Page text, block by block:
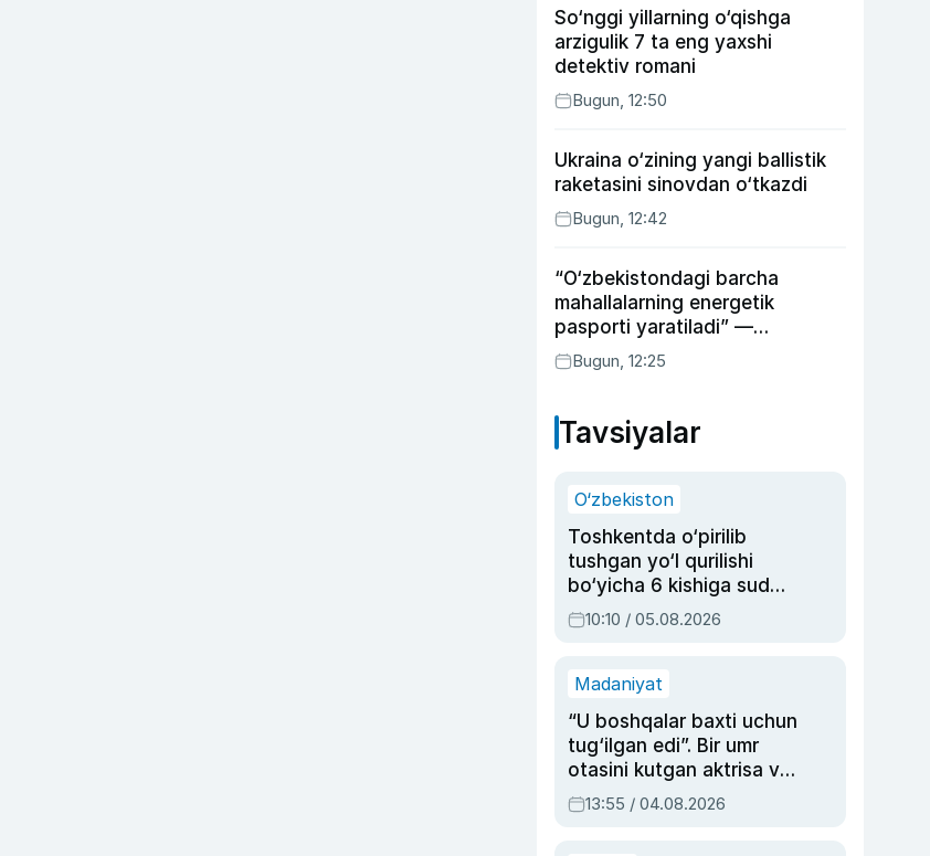
So‘nggi yillarning o‘qishga
arzigulik 7 ta eng yaxshi
detektiv romani
Bugun, 12:50
Ukraina o‘zining yangi ballistik
raketasini sinovdan o‘tkazdi
Bugun, 12:42
“O‘zbekistondagi barcha
mahallalarning energetik
pasporti yaratiladi” —
energetika vaziri
Bugun, 12:25
Tavsiyalar
O‘zbekiston
Toshkentda o‘pirilib
tushgan yo‘l qurilishi
bo‘yicha 6 kishiga sud
hukmi o‘qildi
10:10 / 05.08.2026
Madaniyat
“U boshqalar baxti uchun
tug‘ilgan edi”. Bir umr
otasini kutgan aktrisa va
dublyaj ustasi Rimma
Ahmedovaning
13:55 / 04.08.2026